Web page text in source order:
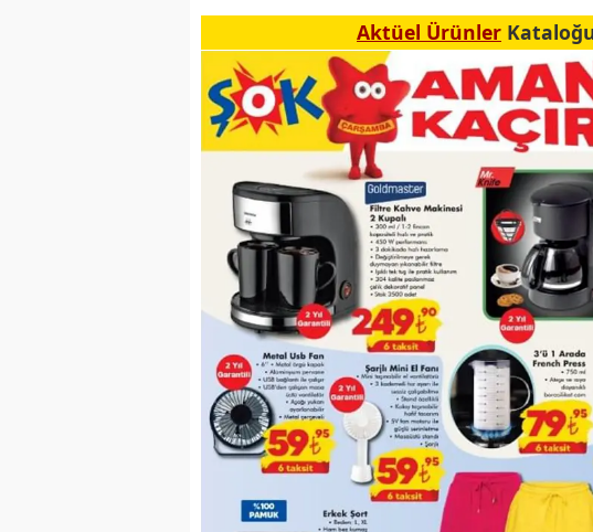
Aktüel Ürünler